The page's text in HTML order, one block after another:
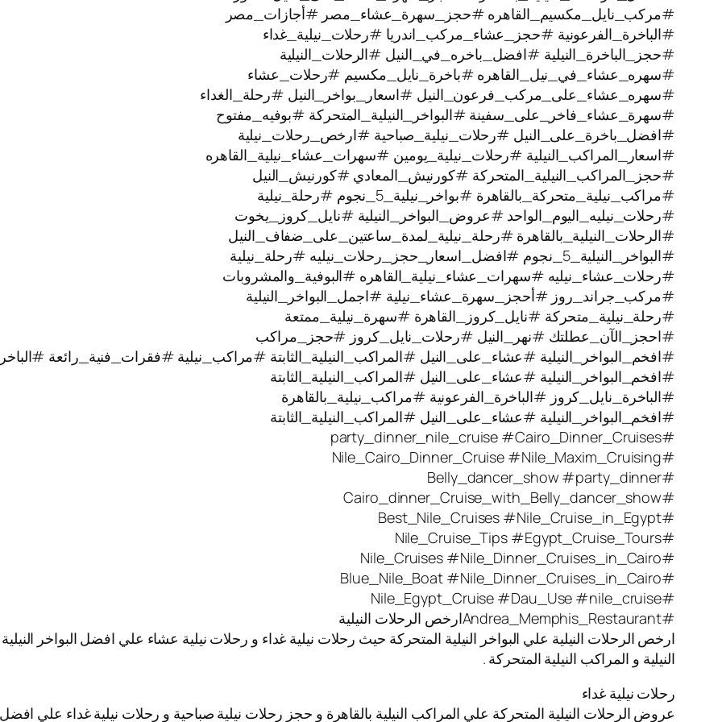
#مركب_نايل_مكسيم_القاهره #حجز_سهرة_عشاء_مصر #أجازات_مصر
#الباخرة_الفرعونية #حجز_عشاء_مركب_اندريا #رحلات_نيلية_غداء
#حجز_الباخرة_النيلية #افضل_باخره_في_النيل #الرحلات_النيلية
#سهره_عشاء_في_نيل_القاهره‏ #باخرة_نايل_مكسيم #رحلات_عشاء
#سهره_عشاء_على_مركب_فرعون_النيل #اسعار_بواخر_النيل #رحلة_الغداء
#سهرة_عشاء_فاخر_على_سفينة #البواخر_النيلية_المتحركة #بوفيه_مفتوح
#افضل_باخرة_على_النيل #رحلات_نيلية_صباحية #ارخص_رحلات_نيلية
#اسعار_المراكب_النيلية #رحلات_نيلية_يومين #سهرات_عشاء_نيلية_القاهره
#حجز_المراكب_النيلية_المتحركة #كورنيش_المعادي #كورنيش_النيل
#مراكب_نيلية_متحركة_بالقاهرة #بواخر_نيلية_5_نجوم #رحلة_نيلية
#رحلات_نيليه_اليوم_الواحد #عروض_البواخر_النيلية #نايل_كروز_يخوت
#الرحلات_النيلية_بالقاهرة #رحلة_نيلية_لمدة_ساعتين_على_ضفاف_النيل
#البواخر_النيلية_5_نجوم #افضل_اسعار_حجز_رحلات_نيليه #رحلة_نيلية
#رحلات_عشاء_نيليه #سهرات_عشاء_نيلية_القاهره #البوفية_والمشروبات
#مركب_جراند_روز #أحجز_سهرة_عشاء_نيلية #اجمل_البواخر_النيلية
#رحلة_نيلية_متحركة ‫#نايل_كروز_القاهرة #سهرة_نيلية_ممتعة
#احجز_الآن_عطلتك #نهر_النيل #رحلات_نايل_كروز #حجز_مراكب
#افخم_البواخر_النيلية #عشاء_على_النيل #المراكب_النيلية_الثابتة #مراكب_نيلية #فقرات_فنية_رائعة
#افخم_البواخر_النيلية #عشاء_على_النيل #المراكب_النيلية_الثابتة
#الباخرة_نايل_كروز #الباخرة_الفرعونية #مراكب_نيلية_بالقاهرة
#افخم_البواخر_النيلية #عشاء_على_النيل #المراكب_النيلية_الثابتة
#party_dinner_nile_cruise #Cairo_Dinner_Cruises
#Nile_Cairo_Dinner_Cruise #Nile_Maxim_Cruising
#Belly_dancer_show #party_dinner
#Cairo_dinner_Cruise_with_Belly_dancer_show
#Best_Nile_Cruises #Nile_Cruise_in_Egypt
#Nile_Cruise_Tips #Egypt_Cruise_Tours
#Nile_Cruises #Nile_Dinner_Cruises_in_Cairo
#Blue_Nile_Boat #Nile_Dinner_Cruises_in_Cairo
#Nile_Egypt_Cruise #Dau_Use #nile_cruise
#Andrea_Memphis_Restaurantارخص الرحلات النيلية
ارخص الرحلات النيلية علي البواخر النيلية المتحركة حيث رحلات نيلية غداء و رحلات نيلية عشاء علي افضل البواخر
النيلية و المراكب النيلية المتحركة .
رحلات نيلية غداء
عروض الرحلات النيلية المتحركة علي المراكب النيلية بالقاهرة و حجز رحلات نيلية صباحية و رحلات نيلية غداء علي افضل